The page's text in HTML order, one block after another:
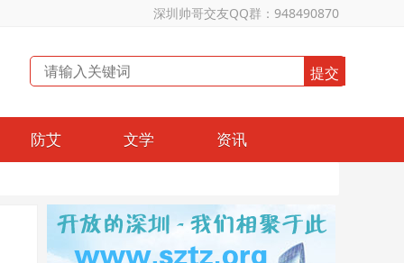
深圳帅哥交友QQ群：948490870
防艾 文学 资讯